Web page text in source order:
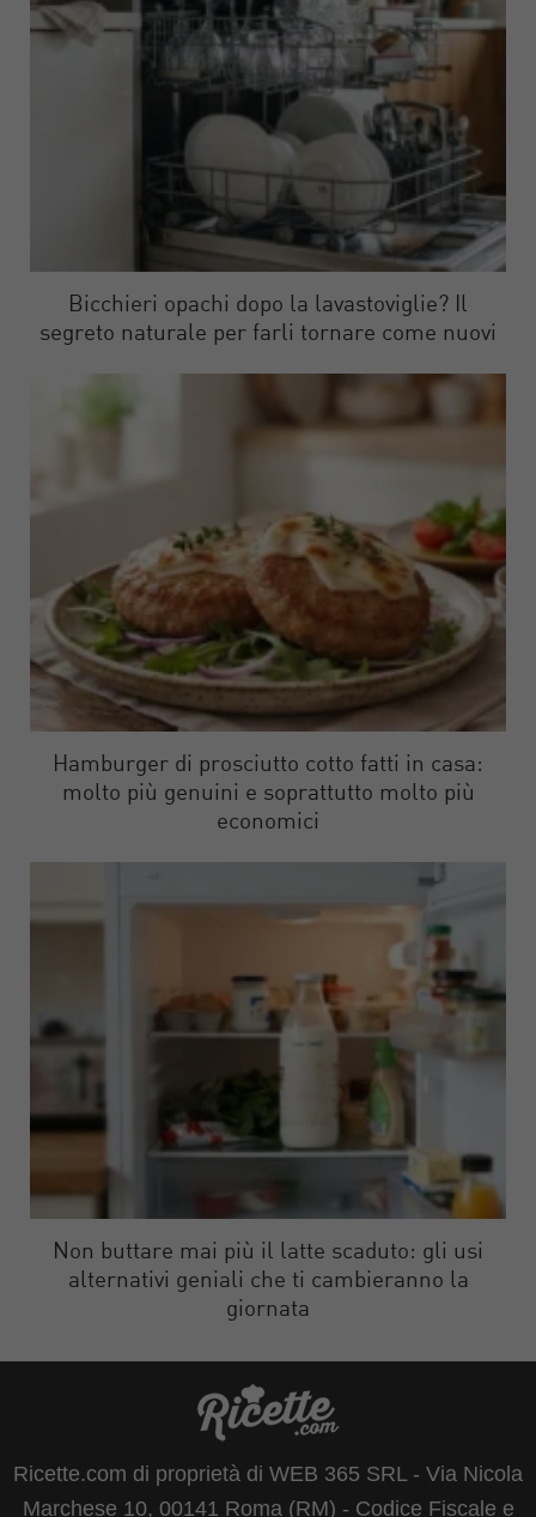
Bicchieri opachi dopo la lavastoviglie? Il
segreto naturale per farli tornare come nuovi
Hamburger di prosciutto cotto fatti in casa:
molto più genuini e soprattutto molto più
economici
Non buttare mai più il latte scaduto: gli usi
alternativi geniali che ti cambieranno la
giornata
Ricette.com di proprietà di WEB 365 SRL - Via Nicola
Marchese 10, 00141 Roma (RM) - Codice Fiscale e